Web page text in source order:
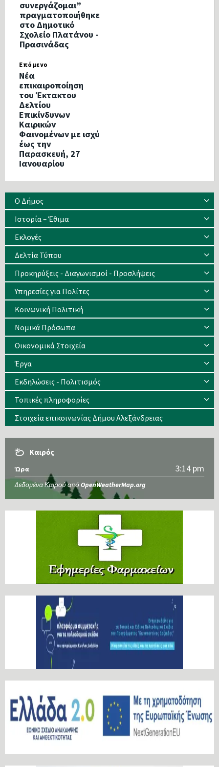
συνεργάζομαι”
πραγματοποιήθηκε
στο Δημοτικό
Σχολείο Πλατάνου -
Πρασινάδας
Επόμενο
Νέα
επικαιροποίηση
του Έκτακτου
Δελτίου
Επικίνδυνων
Καιρικών
Φαινομένων με ισχύ
έως την
Παρασκευή, 27
Ιανουαρίου
Ο Δήμος
Ιστορία – Έθιμα
Eκλογές
Δελτία Τύπου
Προκηρύξεις - Διαγωνισμοί - Προσλήψεις
Υπηρεσίες για Πολίτες
Κοινωνική Πολιτική
Νομικά Πρόσωπα
Οικονομικά Στοιχεία
Έργα
Εκδηλώσεις - Πολιτισμός
Τοπικές πληροφορίες
Στοιχεία επικοινωνίας Δήμου Αλεξάνδρειας
Καιρός
Ώρα 3:14 pm
Δεδομένα Καιρού από OpenWeatherMap.org